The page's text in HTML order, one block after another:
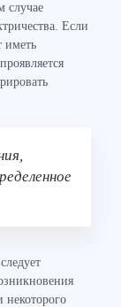
случае
Если
иметь